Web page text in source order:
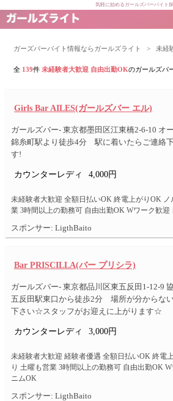
気軽に始めるガールズバーバイト
ガーズバーバイト情報ならガールズライト > 未経
全 139件未経験者大歓迎 自由出勤OKのガールズバ
Girls Bar AILES(ガールズバー エル)
ガールズバー- 東京都墨田区江東橋2-6-10 オ
錦糸町駅より徒歩4分 駅に着いたらご連絡
す!
カウンターレディ 4,000円
未経験者大歓迎 全額日払いOK 終電上がりOK
業 3時間以上の勤務可 自由出勤OK Wワーク歓迎
スポンサー: LigthBaito
Bar PRISCILLA(バー プリシラ)
ガールズバー- 東京都品川区東五反田1-12-9
五反田駅東口から徒歩2分 場所が分からな
下さい☆スタッフがお迎えに上がります☆
カウンターレディ 3,000円
未経験者大歓迎 経験者優遇 全額日払いOK 終電
り 土曜も営業 3時間以上の勤務可 自由出勤OK
ニムOK
スポンサー: LigthBaito